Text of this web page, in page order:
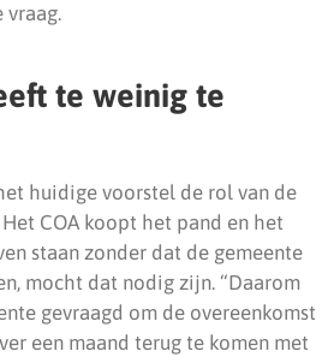
vraag.
te weinig te
huidige voorstel de rol van de
COA koopt het pand en het
staan zonder dat de gemeente
mocht dat nodig zijn. “Daarom
gevraagd om de overeenkomst
een maand terug te komen met